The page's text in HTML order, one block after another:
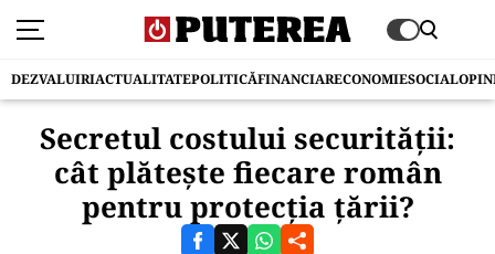
DEZVALUIRIACTUALITATEPOLITICĂFINANCIARECONOMIESOCIAL
Secretul costului securității:
cât plătește fiecare român
pentru protecția țării?